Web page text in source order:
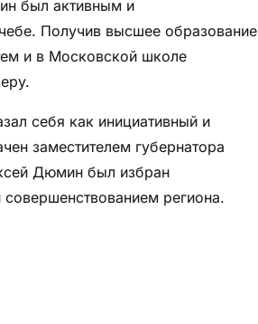
был активным и
Получив высшее образование
и в Московской школе
себя как инициативный и
заместителем губернатора
Дюмин был избран
совершенствованием региона.